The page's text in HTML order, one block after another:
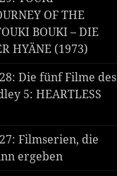
OF THE
BOUKI – DIE
HYÄNE (1973)
Die fünf Filme des
5: HEARTLESS
Filmserien, die
ergeben